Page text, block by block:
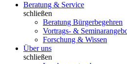
Beratung & Service
schließen
Beratung Bürgerbegehren
Vortrags- &
Forschung & Wissen
Über uns
schließen